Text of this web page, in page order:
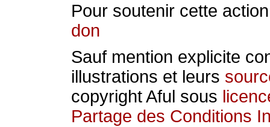
Pour soutenir cette
don
Sauf mention explicite
illustrations et leurs
copyright Aful sous
Partage des Conditions